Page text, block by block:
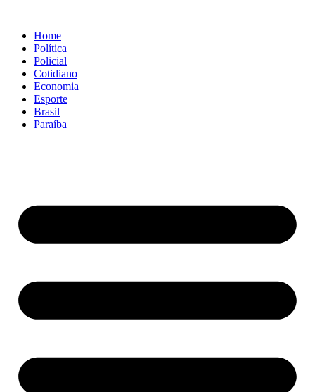
conteúdo
Home
Política
Policial
Cotidiano
Economia
Esporte
Brasil
Paraíba